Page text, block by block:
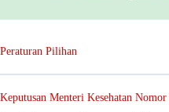
Peraturan Pilihan
Keputusan Menteri Kesehatan